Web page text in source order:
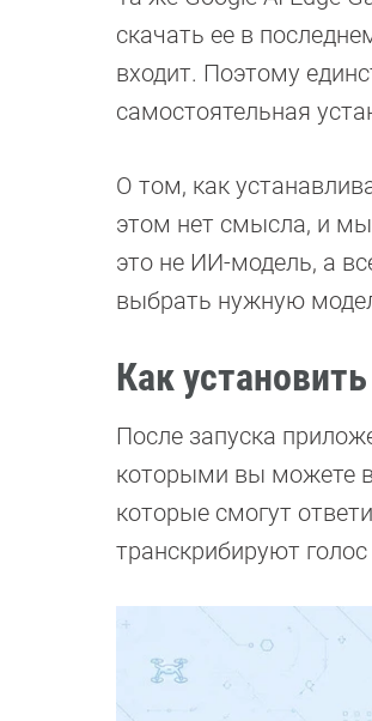
скачать ее в
входит. Поэтому
самостоятельная
О том, как
этом нет смысла, и
это не ИИ-модель, а
выбрать нужную
Как
После запуска
которыми вы можете
которые смогут
транскрибируют